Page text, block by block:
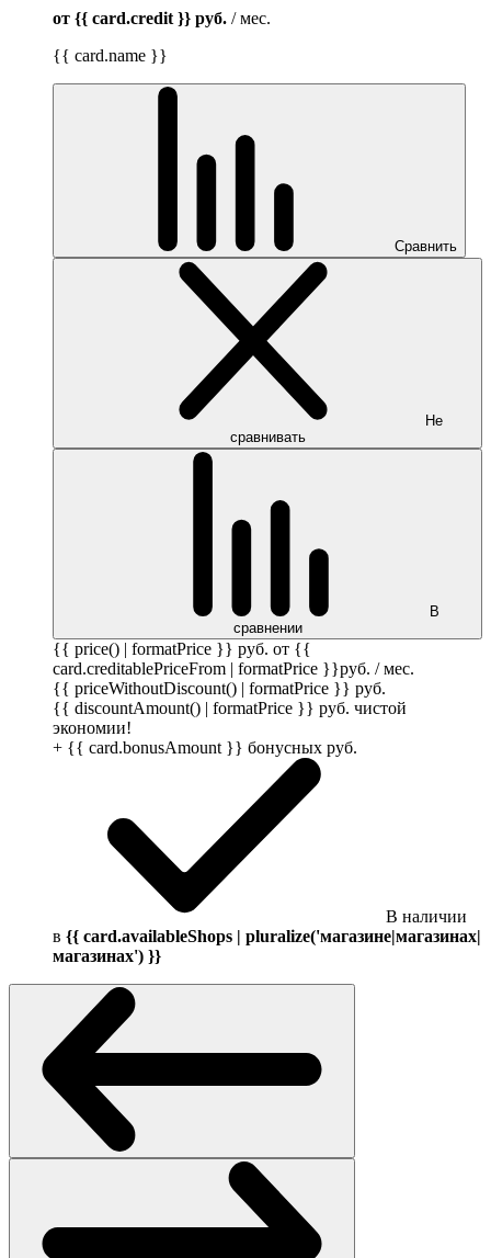
от {{ card.credit }} руб. / мес.
{{ card.name }}
Сравнить
Не
сравнивать
В
сравнении
{{ price() | formatPrice }} руб. от {{
card.creditablePriceFrom | formatPrice }}руб. / мес.
{{ priceWithoutDiscount() | formatPrice }} руб.
{{ discountAmount() | formatPrice }} руб. чистой
экономии!
+ {{ card.bonusAmount }} бонусных руб.
В наличии
в {{ card.availableShops | pluralize('магазине|магазинах|
магазинах') }}